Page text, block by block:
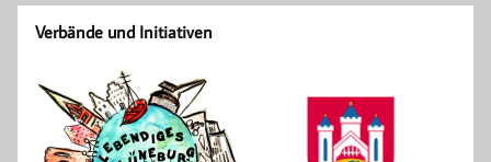
Verbände und Initiativen